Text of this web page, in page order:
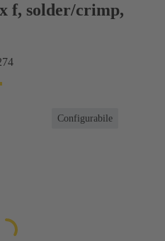
f, solder/crimp,
Configurabile